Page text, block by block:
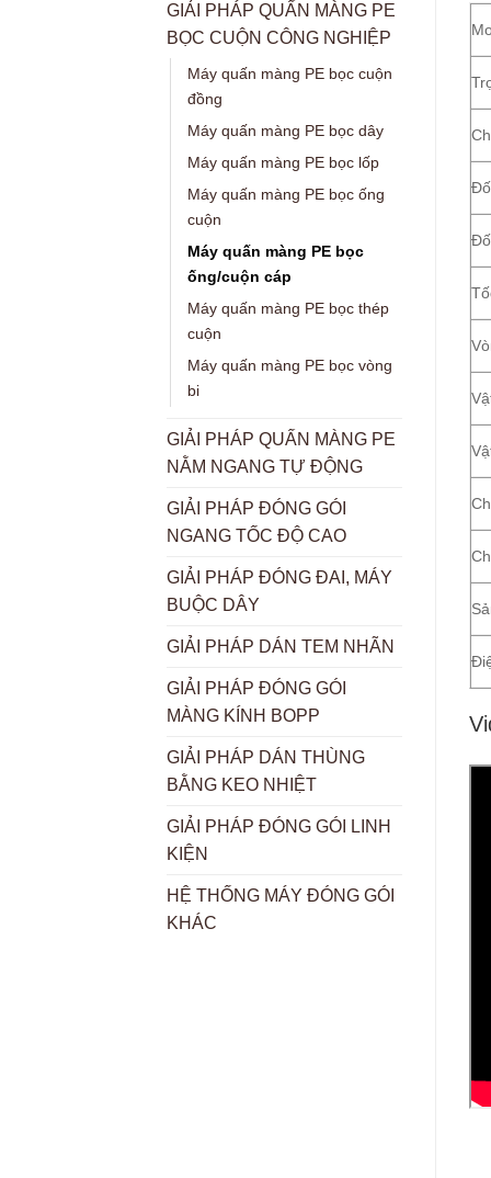
GIẢI PHÁP QUẤN MÀNG PE
BỌC CUỘN CÔNG NGHIỆP
Máy quấn màng PE bọc cuộn
đồng
Máy quấn màng PE bọc dây
Máy quấn màng PE bọc lốp
Máy quấn màng PE bọc ống
cuộn
Máy quấn màng PE bọc
ống/cuộn cáp
Máy quấn màng PE bọc thép
cuộn
Máy quấn màng PE bọc vòng
bi
GIẢI PHÁP QUẤN MÀNG PE
NẰM NGANG TỰ ĐỘNG
GIẢI PHÁP ĐÓNG GÓI
NGANG TỐC ĐỘ CAO
GIẢI PHÁP ĐÓNG ĐAI, MÁY
BUỘC DÂY
GIẢI PHÁP DÁN TEM NHÃN
GIẢI PHÁP ĐÓNG GÓI
MÀNG KÍNH BOPP
GIẢI PHÁP DÁN THÙNG
BẰNG KEO NHIỆT
GIẢI PHÁP ĐÓNG GÓI LINH
KIỆN
HỆ THỐNG MÁY ĐÓNG GÓI
KHÁC